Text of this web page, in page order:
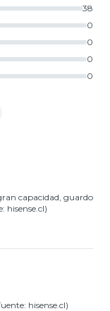
38
0
0
0
0
capacidad, guardo
hisense.cl)
hisense.cl)